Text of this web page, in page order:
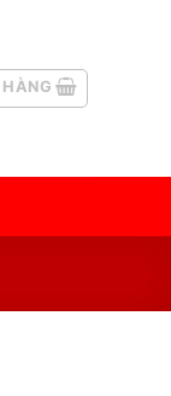
HÀNG